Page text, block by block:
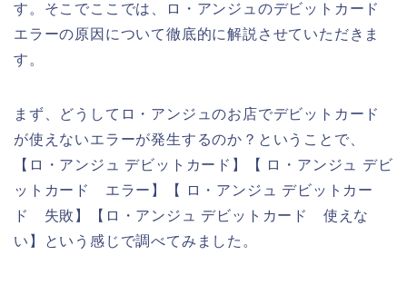
す。そこでここでは、ロ・アンジュのデビットカード
エラーの原因について徹底的に解説させていただきま
す。
まず、どうしてロ・アンジュのお店でデビットカード
が使えないエラーが発生するのか？ということで、
【ロ・アンジュ デビットカード】【 ロ・アンジュ デビ
ットカード エラー】【 ロ・アンジュ デビットカー
ド 失敗】【ロ・アンジュ デビットカード 使えな
い】という感じで調べてみました。